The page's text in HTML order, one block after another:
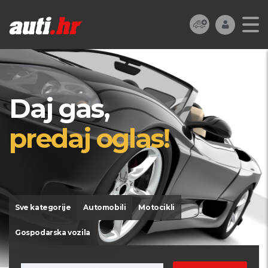
Daj gas,
predaj oglas!
Sve kategorije Automobili Motocikli
Gospodarska vozila